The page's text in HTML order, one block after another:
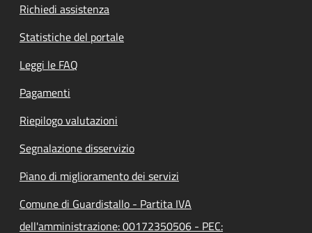
Richiedi assistenza
Statistiche del portale
Leggi le FAQ
Pagamenti
Riepilogo valutazioni
Segnalazione disservizio
Piano di miglioramento dei servizi
Comune di Guardistallo - Partita IVA
dell'amministrazione: 00172350506 - PEC: